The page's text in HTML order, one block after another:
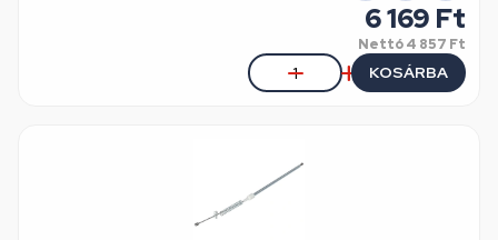
6 169 Ft
Nettó4 857 Ft
KOSÁRBA